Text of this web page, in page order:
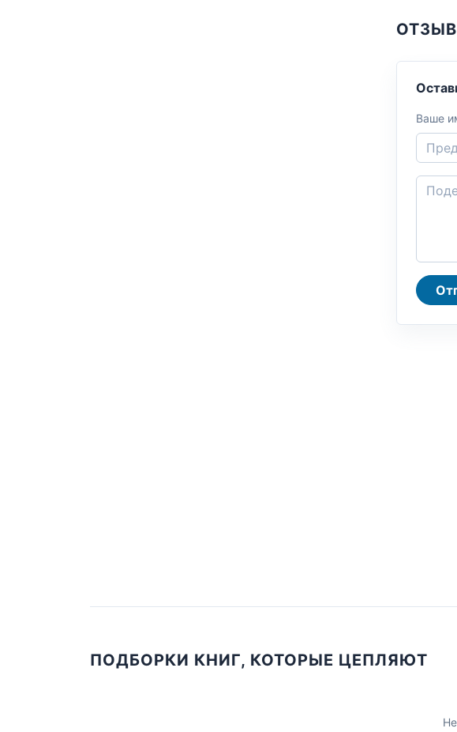
Ваше
ПОДБОРКИ КНИГ, КОТОРЫЕ ЦЕПЛЯЮТ